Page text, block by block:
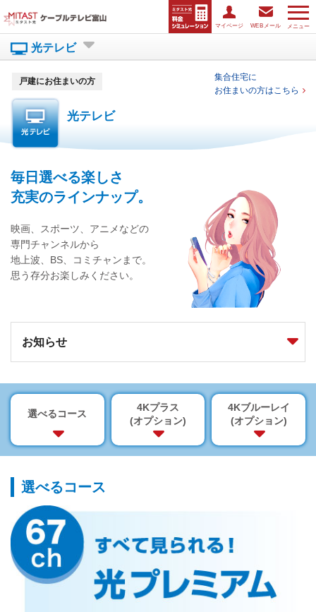
メニュー
マイページ WEBメール
光テレビ
集合住宅に
お住まいの方はこちら
戸建にお住まいの方
光テレビ
毎日選べる楽しさ
充実のラインナップ。
映画、スポーツ、アニメなどの
専門チャンネルから
地上波、BS、コミチャンまで。
思う存分お楽しみください。
お知らせ
選べるコース
4Kプラス
(オプション)
4Kブルーレイ
(オプション)
選べるコース